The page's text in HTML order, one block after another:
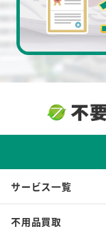
サービス一覧
不用品買取